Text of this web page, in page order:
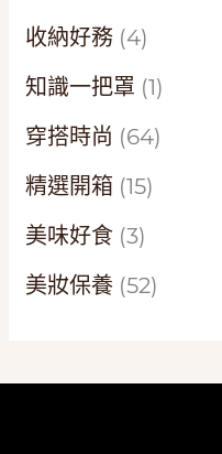
收納好務 (4)
知識一把罩 (1)
穿搭時尚 (64)
精選開箱 (15)
美味好食 (3)
美妝保養 (52)